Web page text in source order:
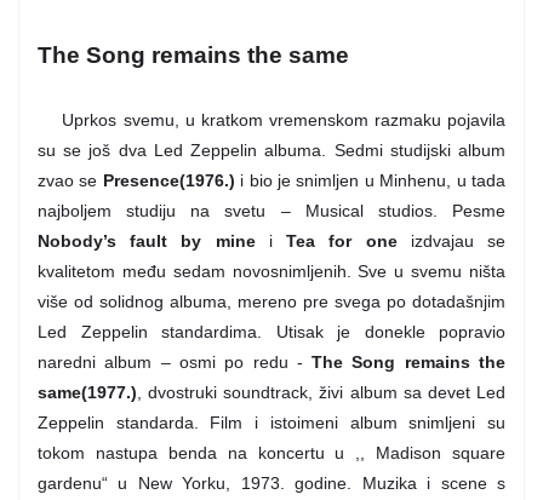
The Song remains the same
Uprkos svemu, u kratkom vremenskom razmaku pojavila
su se još dva Led Zeppelin albuma. Sedmi studijski album
zvao se Presence(1976.) i bio je snimljen u Minhenu, u tada
najboljem studiju na svetu – Musical studios. Pesme
Nobody’s fault by mine iTea for one izdvajau se
kvalitetom među sedam novosnimljenih. Sve u svemu ništa
više od solidnog albuma, mereno pre svega po dotadašnjim
Led Zeppelin standardima. Utisak je donekle popravio
naredni album – osmi po redu -The Song remains the
same(1977.) , dvostruki soundtrack, živi album sa devet Led
Zeppelin standarda. Film i istoimeni album snimljeni su
tokom nastupa benda na koncertu u ,, Madison square
gardenu“ u New Yorku, 1973. godine. Muzika i scene s